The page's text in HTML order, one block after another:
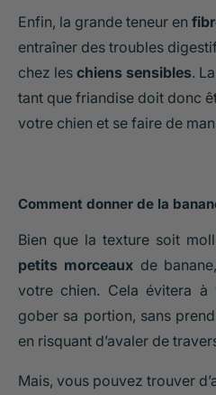
Enfin, la grande teneur en
entraîner des troubles
chez les chiens sensibles.
tant que friandise doit donc
votre chien et se faire de
Comment donner de la
Bien que la texture soit
petits morceaux de
votre chien. Cela évitera
gober sa portion, sans
en risquant d’avaler de
Mais, vous pouvez trouver